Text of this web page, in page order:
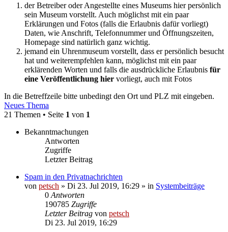
der Betreiber oder Angestellte eines Museums hier persönlich
sein Museum vorstellt. Auch möglichst mit ein paar
Erklärungen und Fotos (falls die Erlaubnis dafür vorliegt)
Daten, wie Anschrift, Telefonnummer und Öffnungszeiten,
Homepage sind natürlich ganz wichtig.
jemand ein Uhrenmuseum vorstellt, dass er persönlich besucht
hat und weiterempfehlen kann, möglichst mit ein paar
erklärenden Worten und falls die ausdrückliche Erlaubnis für
eine Veröffentlichung hier vorliegt, auch mit Fotos
In die Betreffzeile bitte unbedingt den Ort und PLZ mit eingeben.
Neues Thema
21 Themen • Seite 1 von 1
Bekanntmachungen
Antworten
Zugriffe
Letzter Beitrag
Spam in den Privatnachrichten
von petsch » Di 23. Jul 2019, 16:29 » in Systembeiträge
0 Antworten
190785 Zugriffe
Letzter Beitrag von petsch
Di 23. Jul 2019, 16:29